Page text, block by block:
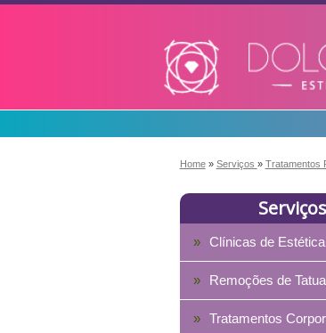
Home » Serviços » Tratamentos
Serviços
Clínicas de Estética
Remoções de
Tratamentos